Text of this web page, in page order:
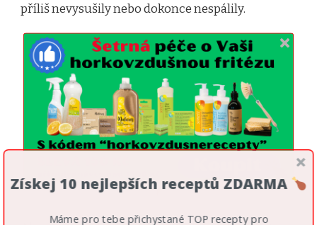
příliš nevysušily nebo dokonce nespálily.
Získej 10 nejlepších receptů ZDARMA
Máme pro tebe přichystané TOP recepty pro